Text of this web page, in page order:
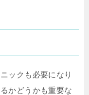
ックも必要になり
かどうかも重要な